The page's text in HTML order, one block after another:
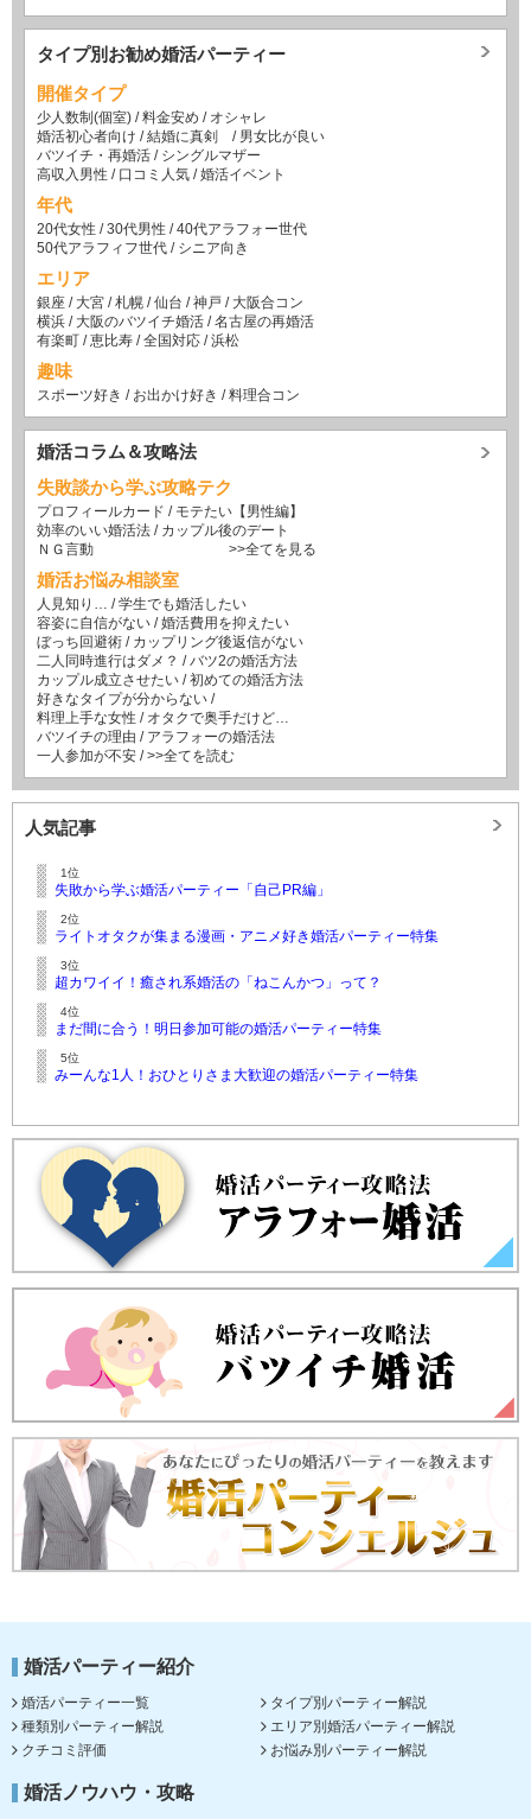
タイプ別お勧め婚活パーティー
開催タイプ
少人数制(個室) /料金安め / オシャレ
婚活初心者向け /結婚に真剣 / 男女比が良い
バツイチ・再婚活 / シングルマザー
高収入男性 / 口コミ人気 /婚活イベント
年代
20代女性 /30代男性 /40代アラフォー世代
50代アラフィフ世代 / シニア向き
エリア
銀座 / 大宮 /札幌 /仙台 /神戸 / 大阪合コン
横浜 / 大阪のバツイチ婚活 /名古屋の再婚活
有楽町 /恵比寿 /全国対応 /浜松
趣味
スポーツ好き / お出かけ好き /料理合コン
婚活コラム＆攻略法
失敗談から学ぶ攻略テク
プロフィールカード / モテたい【男性編】
効率のいい婚活法 / カップル後のデート
ＮＧ言動
>>全てを見る
婚活お悩み相談室
人見知り… /学生でも婚活したい
容姿に自信がない /婚活費用を抑えたい
ぼっち回避術 / カップリング後返信がない
二人同時進行はダメ？ /バツ2の婚活方法
カップル成立させたい /初めての婚活方法
好きなタイプが分からない /
料理上手な女性 / オタクで奥手だけど…
バツイチの理由 / アラフォーの婚活法
一人参加が不安 />>全てを読む
人気記事
1位
失敗から学ぶ婚活パーティー「自己PR編」
2位
ライトオタクが集まる漫画・アニメ好き婚活パーティー特集
3位
超カワイイ！癒され系婚活の「ねこんかつ」って？
4位
まだ間に合う！明日参加可能の婚活パーティー特集
5位
みーんな1人！おひとりさま大歓迎の婚活パーティー特集
婚活パーティー紹介
婚活パーティー一覧
タイプ別パーティー解説
種類別パーティー解説
エリア別婚活パーティー解説
クチコミ評価
お悩み別パーティー解説
婚活ノウハウ・攻略